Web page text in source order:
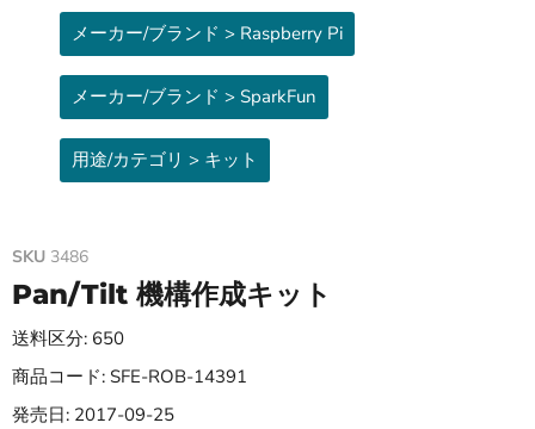
メーカー/ブランド > Raspberry Pi
メーカー/ブランド > SparkFun
用途/カテゴリ > キット
SKU 3486
Pan/Tilt 機構作成キット
送料区分: 650
商品コード: SFE-ROB-14391
発売日: 2017-09-25